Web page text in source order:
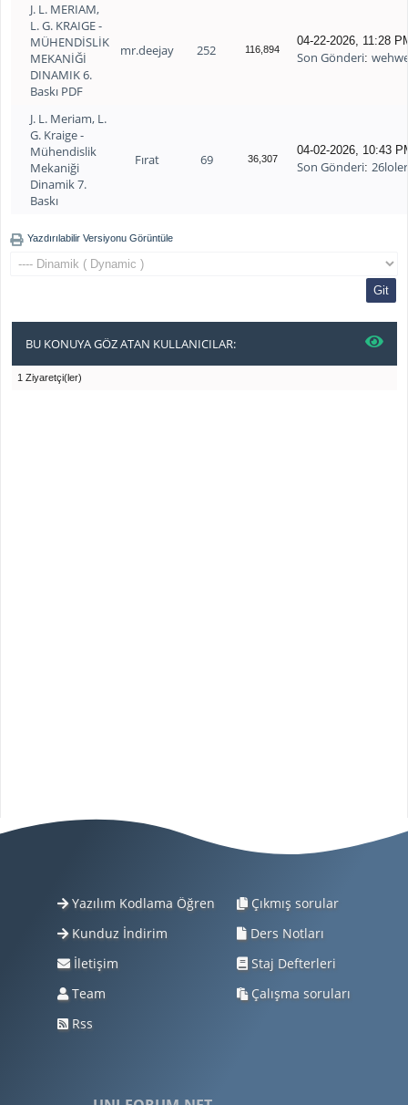
J. L. MERIAM,
L. G. KRAIGE -
MÜHENDİSLİK
MEKANİĞİ
DINAMIK 6.
Baskı PDF
mr.deejay 252 116,894
04-22-2026, 11:28
Son Gönderi:
J. L. Meriam, L.
G. Kraige -
Mühendislik
Mekaniği
Dinamik 7.
Baskı
Fırat 69 36,307
04-02-2026, 10:43
Son Gönderi:
Yazdırılabilir Versiyonu Görüntüle
BU KONUYA GÖZ ATAN KULLANICILAR:
1 Ziyaretçi(ler)
Yazılım Kodlama Öğren
Kunduz İndirim
İletişim
Team
Rss
Çıkmış sorular
Ders Notları
Staj Defterleri
Çalışma soruları